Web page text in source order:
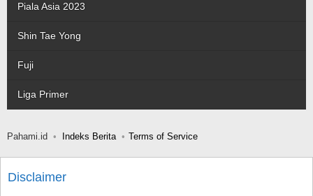
Piala Asia 2023
Shin Tae Yong
Fuji
Liga Primer
Pahami.id Indeks Berita Terms of Service
Disclaimer